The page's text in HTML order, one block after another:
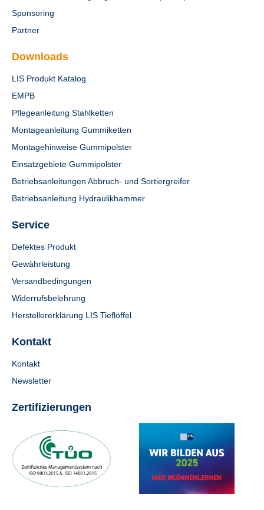
Sponsoring
Partner
Downloads
LIS Produkt Katalog
EMPB
Pflegeanleitung Stahlketten
Montageanleitung Gummiketten
Montagehinweise Gummipolster
Einsatzgebiete Gummipolster
Betriebsanleitungen Abbruch- und Sortiergreifer
Betriebsanleitung Hydraulikhammer
Service
Defektes Produkt
Gewährleistung
Versandbedingungen
Widerrufsbelehrung
Herstellererklärung LIS Tieflöffel
Kontakt
Kontakt
Newsletter
Zertifizierungen